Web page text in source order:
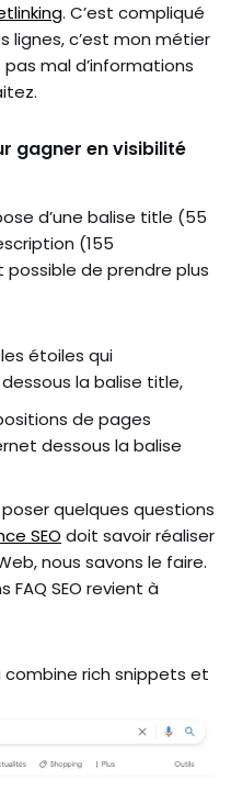
. C’est compliqué
lignes, c’est mon métier
mal d’informations
gagner en visibilité
d’une balise title (55
(155
de prendre plus
étoiles qui
la balise title,
de pages
dessous la balise
quelques questions
SEO doit savoir réaliser
nous savons le faire.
FAQ SEO revient à
combine rich snippets et